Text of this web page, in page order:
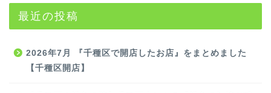
最近の投稿
2026年7月 『千種区で開店したお店』をまとめました
【千種区開店】